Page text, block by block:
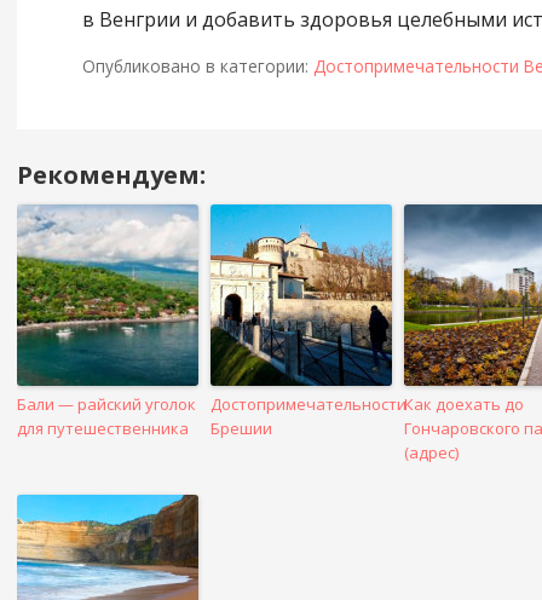
в Венгрии и добавить здоровья целебными
Опубликовано в категории: Достопримечательности
Навигация
в
посте
Рекомендуем:
Бали — райский уголок
для путешественника
Достопримечательности
Брешии
Как доехать до
Гончаровского
(адрес)